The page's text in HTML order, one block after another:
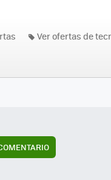
Ver ofertas de